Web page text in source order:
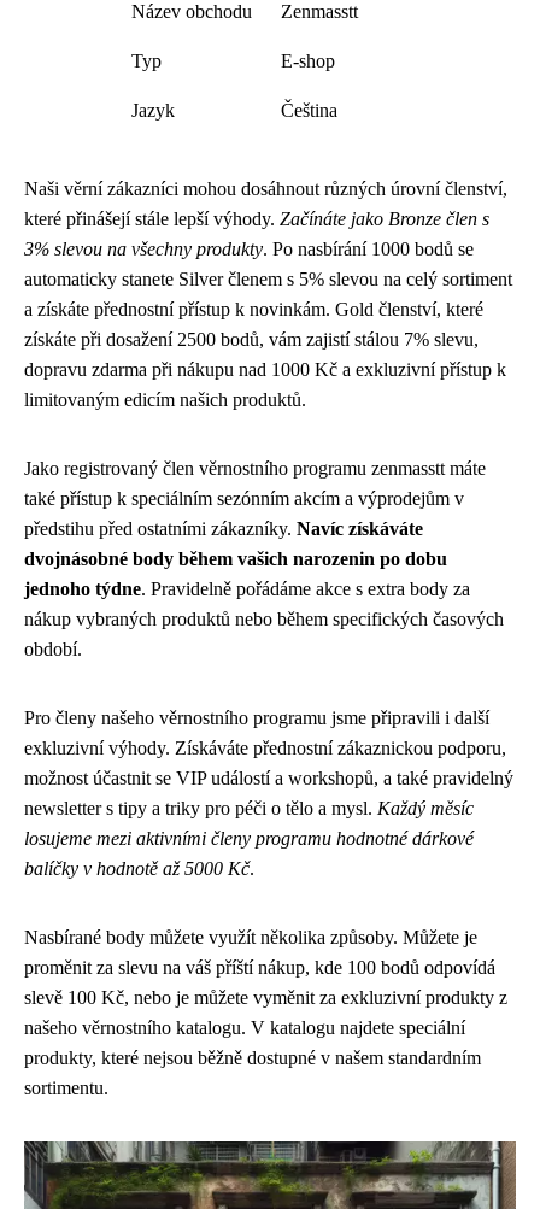
Název obchodu Zenmasstt
Typ E-shop
Jazyk Čeština
Naši věrní zákazníci mohou dosáhnout různých úrovní členství,
které přinášejí stále lepší výhody. Začínáte jako Bronze člen s
3% slevou na všechny produkty. Po nasbírání 1000 bodů se
automaticky stanete Silver členem s 5% slevou na celý sortiment
a získáte přednostní přístup k novinkám. Gold členství, které
získáte při dosažení 2500 bodů, vám zajistí stálou 7% slevu,
dopravu zdarma při nákupu nad 1000 Kč a exkluzivní přístup k
limitovaným edicím našich produktů.
Jako registrovaný člen věrnostního programu zenmasstt máte
také přístup k speciálním sezónním akcím a výprodejům v
předstihu před ostatními zákazníky. Navíc získáváte
dvojnásobné body během vašich narozenin po dobu
jednoho týdne. Pravidelně pořádáme akce s extra body za
nákup vybraných produktů nebo během specifických časových
období.
Pro členy našeho věrnostního programu jsme připravili i další
exkluzivní výhody. Získáváte přednostní zákaznickou podporu,
možnost účastnit se VIP událostí a workshopů, a také pravidelný
newsletter s tipy a triky pro péči o tělo a mysl. Každý měsíc
losujeme mezi aktivními členy programu hodnotné dárkové
balíčky v hodnotě až 5000 Kč.
Nasbírané body můžete využít několika způsoby. Můžete je
proměnit za slevu na váš příští nákup, kde 100 bodů odpovídá
slevě 100 Kč, nebo je můžete vyměnit za exkluzivní produkty z
našeho věrnostního katalogu. V katalogu najdete speciální
produkty, které nejsou běžně dostupné v našem standardním
sortimentu.